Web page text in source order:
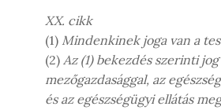
XX. cikk
(1) Mindenkinek joga van a
(2) Az (1) bekezdés szerinti
mezőgazdasággal, az
és az egészségügyi ellátás